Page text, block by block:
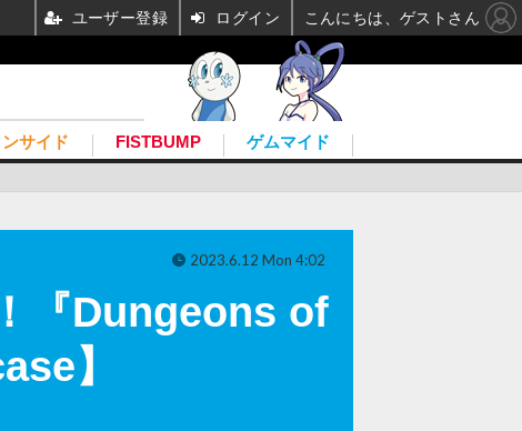
ンサイド FISTBUMP ゲムマイド
『Dungeons of
】
2023.6.12 Mon 4:02
ユーザー登録 ログイン こんにちは、ゲストさん